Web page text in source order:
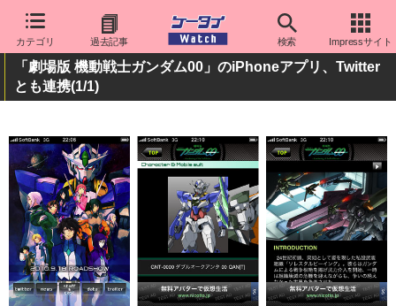
カテゴリ 過去記事 検索 Impressサイト
「劇場版 機動戦士ガンダム00」のiPhoneアプリ、Twitter
とも連携(1/1)